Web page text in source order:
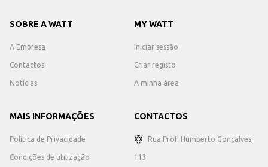
SOBRE A WATT
A Empresa
Contactos
Notícias
MY WATT
Iniciar sessão
Criar registo
A minha área
MAIS INFORMAÇÕES
Política de Privacidade
Condições de utilização
CONTACTOS
Rua Prof. Humberto Gonçalves,
113